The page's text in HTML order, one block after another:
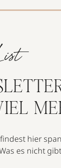
hier
es nicht